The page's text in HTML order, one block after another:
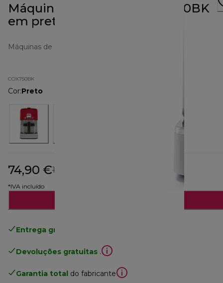
Máquina de café kMix COX750BK
em preto
Máquinas de café de filtro
COX750BK
Cor:Preto
74,90 €114,90 €
*IVA incluído
Entrega gratuita padrão
Devoluções gratuitas .
Garantia total do fabricante